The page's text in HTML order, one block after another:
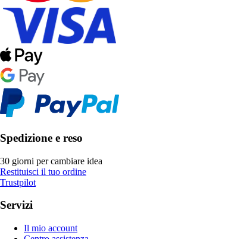
Spedizione e reso
30 giorni per cambiare idea
Restituisci il tuo ordine
Trustpilot
Servizi
Il mio account